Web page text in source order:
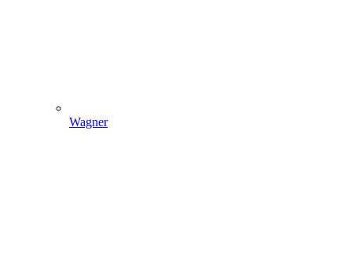
Wagner